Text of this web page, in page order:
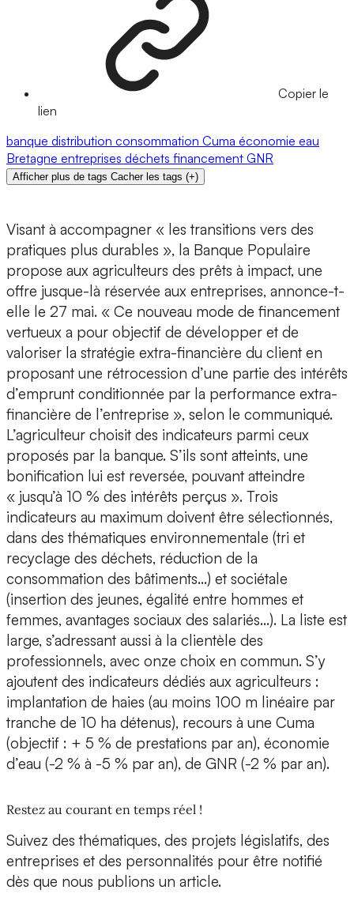
Copier le
lien
banque distribution consommation Cuma économie eau
Bretagne entreprises déchets financement GNR
Afficher plus de tags Cacher les tags (+)
Visant à accompagner « les transitions vers des
pratiques plus durables », la Banque Populaire
propose aux agriculteurs des prêts à impact, une
offre jusque-là réservée aux entreprises, annonce-t-
elle le 27 mai. « Ce nouveau mode de financement
vertueux a pour objectif de développer et de
valoriser la stratégie extra-financière du client en
proposant une rétrocession d’une partie des intérêts
d’emprunt conditionnée par la performance extra-
financière de l’entreprise », selon le communiqué.
L’agriculteur choisit des indicateurs parmi ceux
proposés par la banque. S’ils sont atteints, une
bonification lui est reversée, pouvant atteindre
« jusqu’à 10 % des intérêts perçus ». Trois
indicateurs au maximum doivent être sélectionnés,
dans des thématiques environnementale (tri et
recyclage des déchets, réduction de la
consommation des bâtiments…) et sociétale
(insertion des jeunes, égalité entre hommes et
femmes, avantages sociaux des salariés…). La liste est
large, s’adressant aussi à la clientèle des
professionnels, avec onze choix en commun. S’y
ajoutent des indicateurs dédiés aux agriculteurs :
implantation de haies (au moins 100 m linéaire par
tranche de 10 ha détenus), recours à une Cuma
(objectif : + 5 % de prestations par an), économie
d’eau (-2 % à -5 % par an), de GNR (-2 % par an).
Restez au courant en temps réel !
Suivez des thématiques, des projets législatifs, des
entreprises et des personnalités pour être notifié
dès que nous publions un article.